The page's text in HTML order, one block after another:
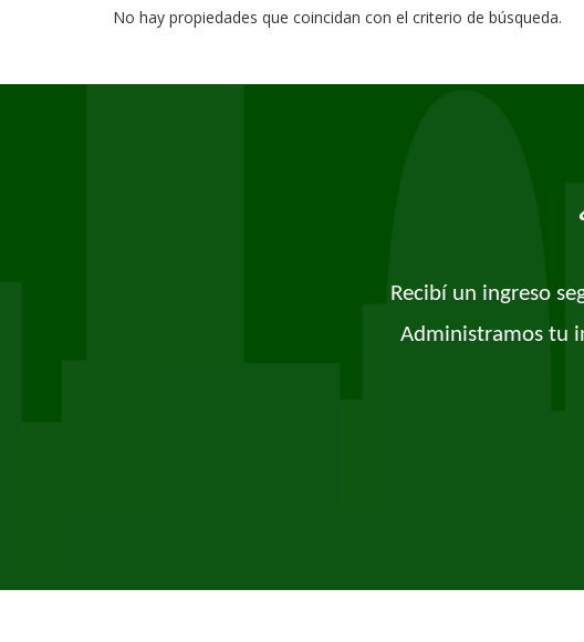
No hay propiedades que coincidan con el criterio de búsqueda.
Recibí un ingreso
Administramos tu